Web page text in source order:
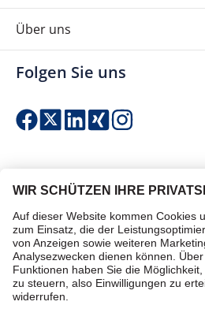
Über uns
Folgen Sie uns
Einfach & sicher bezahlen